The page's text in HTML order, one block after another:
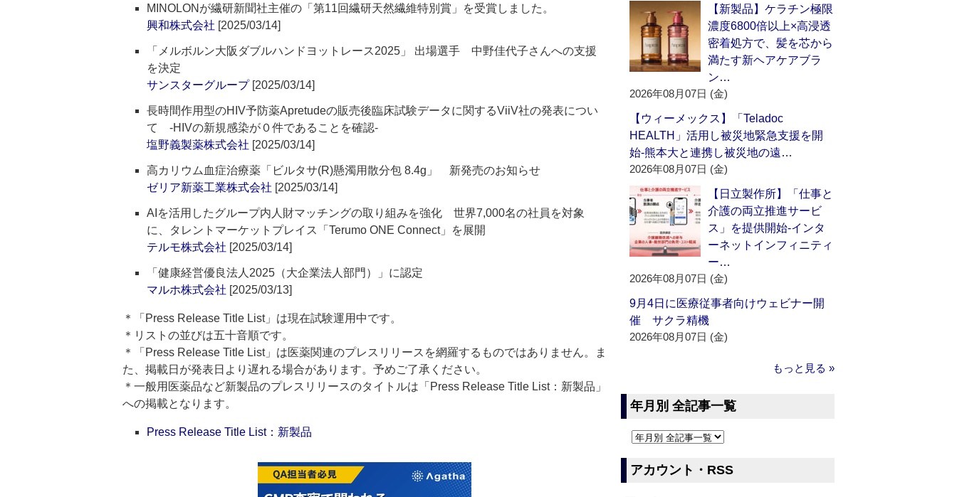
MINOLONが繊研新聞社主催の「第11回繊研天然繊維特別賞」を受賞しました。
興和株式会社 [2025/03/14]
「メルボルン大阪ダブルハンドヨットレース2025」 出場選手 中野佳代子さんへの支援
を決定
サンスターグループ[2025/03/14]
長時間作用型のHIV予防薬Apretudeの販売後臨床試験データに関するViiV社の発表につい
て ‐HIVの新規感染が０件であることを確認‐
塩野義製薬株式会社 [2025/03/14]
高カリウム血症治療薬「ビルタサ(R)懸濁用散分包 8.4g」 新発売のお知らせ
ゼリア新薬工業株式会社 [2025/03/14]
AIを活用したグループ内人財マッチングの取り組みを強化 世界7,000名の社員を対象
に、タレントマーケットプレイス「Terumo ONE Connect」を展開
テルモ株式会社 [2025/03/14]
「健康経営優良法人2025（大企業法人部門）」に認定
マルホ株式会社 [2025/03/13]
＊「Press Release Title List」は現在試験運用中です。
＊リストの並びは五十音順です。
＊「Press Release Title List」は医薬関連のプレスリリースを網羅するものではありません。ま
た、掲載日が発表日より遅れる場合があります。予めご了承ください。
＊一般用医薬品など新製品のプレスリリースのタイトルは「Press Release Title List：新製品」
への掲載となります。
Press Release Title List：新製品
【新製品】ケラチン極限
濃度6800倍以上×高浸透
密着処方で、髪を芯から
満たす新ヘアケアブラ
ン…
2026年08月07日 (金)
【ウィーメックス】「Teladoc
HEALTH」活用し被災地緊急支援を開
始‐熊本大と連携し被災地の遠…
2026年08月07日 (金)
【日立製作所】「仕事と
介護の両立推進サービ
ス」を提供開始‐インタ
ーネットインフィニティ
ー…
2026年08月07日 (金)
9月4日に医療従事者向けウェビナー開
催 サクラ精機
2026年08月07日 (金)
もっと見る »
年月別 全記事一覧
アカウント・RSS